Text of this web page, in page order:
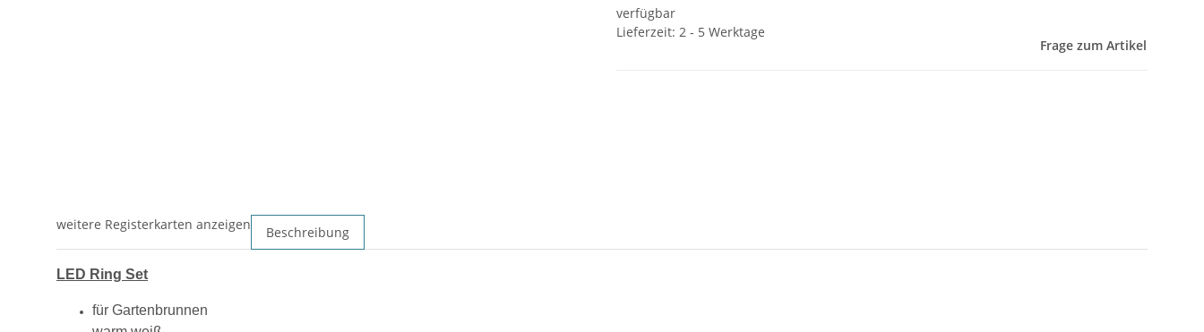
verfügbar
Lieferzeit: 2 - 5 Werktage
Frage zum Artikel
weitere Registerkarten anzeigen Beschreibung
LED Ring Set
für Gartenbrunnen